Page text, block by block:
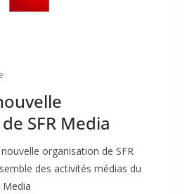
SFR Media
organisation de SFR
des activités médias du
Media